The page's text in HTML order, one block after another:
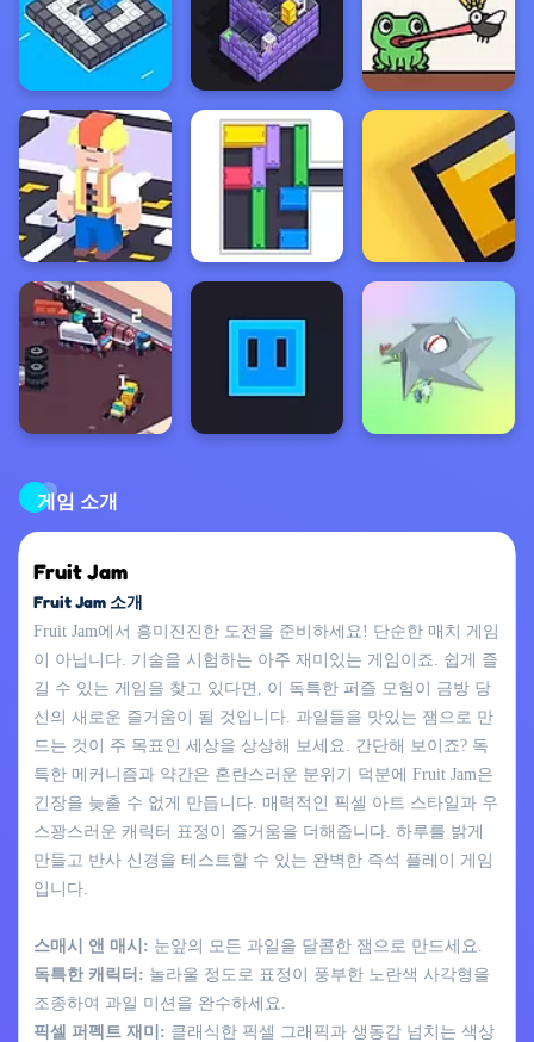
게임 소개
Fruit Jam
Fruit Jam 소개
Fruit Jam에서 흥미진진한 도전을 준비하세요! 단순한 매치 게임
이 아닙니다. 기술을 시험하는 아주 재미있는 게임이죠. 쉽게 즐
길 수 있는 게임을 찾고 있다면, 이 독특한 퍼즐 모험이 금방 당
신의 새로운 즐거움이 될 것입니다. 과일들을 맛있는 잼으로 만
드는 것이 주 목표인 세상을 상상해 보세요. 간단해 보이죠? 독
특한 메커니즘과 약간은 혼란스러운 분위기 덕분에 Fruit Jam은
긴장을 늦출 수 없게 만듭니다. 매력적인 픽셀 아트 스타일과 우
스꽝스러운 캐릭터 표정이 즐거움을 더해줍니다. 하루를 밝게
만들고 반사 신경을 테스트할 수 있는 완벽한 즉석 플레이 게임
입니다.
스매시 앤 매시: 눈앞의 모든 과일을 달콤한 잼으로 만드세요.
독특한 캐릭터: 놀라울 정도로 표정이 풍부한 노란색 사각형을
조종하여 과일 미션을 완수하세요.
픽셀 퍼펙트 재미: 클래식한 픽셀 그래픽과 생동감 넘치는 색상